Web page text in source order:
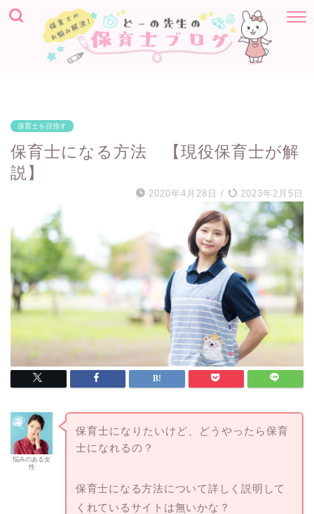
保育士を目指す
保育士になる方法 【現役保育士が解
説】
2020年4月28日 / 2023年2月5日
悩みのある女
性
保育士になりたいけど、どうやったら保育
士になれるの？
保育士になる方法について詳しく説明して
くれているサイトは無いかな？